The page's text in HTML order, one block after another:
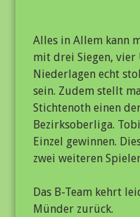
Alles in Allem kann
mit drei Siegen, vier
Niederlagen echt
sein. Zudem stellt
Stichtenoth einen
Bezirksoberliga.
Einzel gewinnen.
zwei weiteren
Das B-Team kehrt
Münder zurück.